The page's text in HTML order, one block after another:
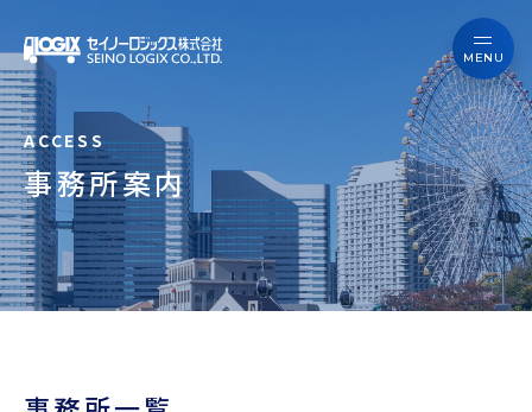
セイノーロジックスを知る
サービス
事例
お役立ちブログ
よくあるご質問
セイノーロジックスを知る
サービス
事例
よくあるご質問
事務所案内